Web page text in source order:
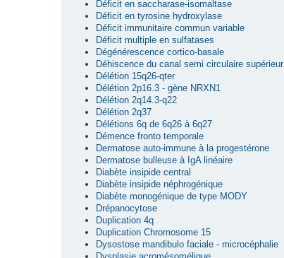
Déficit en saccharase-isomaltase
Déficit en tyrosine hydroxylase
Déficit immunitaire commun variable
Déficit multiple en sulfatases
Dégénérescence cortico-basale
Déhiscence du canal semi circulaire supérieur
Délétion 15q26-qter
Délétion 2p16.3 - gène NRXN1
Délétion 2q14.3-q22
Délétion 2q37
Délétions 6q de 6q26 à 6q27
Démence fronto temporale
Dermatose auto-immune à la progestérone
Dermatose bulleuse à IgA linéaire
Diabète insipide central
Diabète insipide néphrogénique
Diabète monogénique de type MODY
Drépanocytose
Duplication 4q
Duplication Chromosome 15
Dysostose mandibulo faciale - microcéphalie